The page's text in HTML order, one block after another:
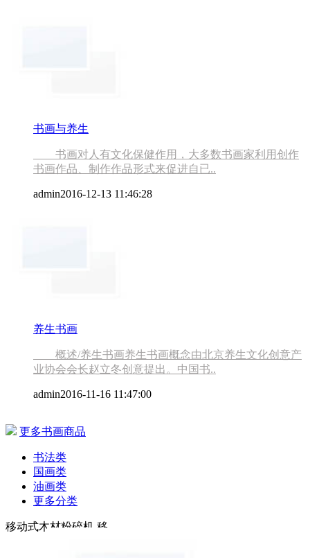
书画与养生
书画对人有文化保健作用，大多数书画家利用创作
书画作品、制作作品形式来促进自已..
admin2016-12-13 11:46:28
养生书画
概述/养生书画养生书画概念由北京养生文化创意产
业协会会长赵立冬创意提出。中国书..
admin2016-11-16 11:47:00
更多书画商品
书法类
国画类
油画类
更多分类
移动式木材粉碎机,移